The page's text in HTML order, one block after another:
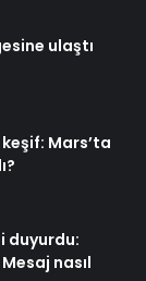
ulaştı
Mars’ta
duyurdu:
nasıl